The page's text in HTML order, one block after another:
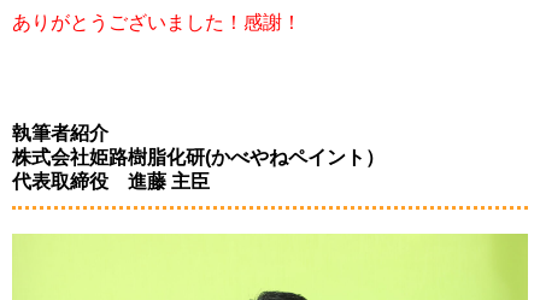
ありがとうございました！感謝！
執筆者紹介
株式会社姫路樹脂化研(かべやねペイント）
代表取締役 進藤 主臣